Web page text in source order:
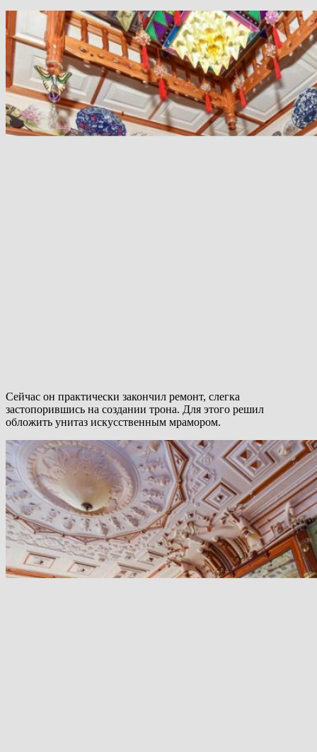
Сейчас он практически закончил ремонт, слегка
застопорившись на создании трона. Для этого решил
обложить унитаз искусственным мрамором.